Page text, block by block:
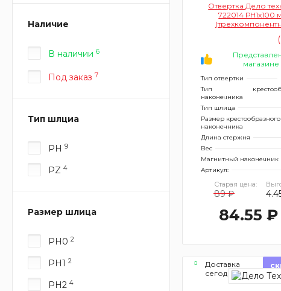
Наличие
В наличии 6
Под заказ 7
Тип шлциа
PH 9
PZ 4
Размер шлица
PH0 2
PH1 2
PH2 4
Отвертка Дело
722014 РН1х100
магазине
Тип отвертки
Тип
наконечника
Тип шлица
Размер крестообразного
наконечника
Длина стержня
Вес
Магнитный наконечник
Артикул:
Старая цена:
89 ₽
84.55 ₽
Доставка
сегодня